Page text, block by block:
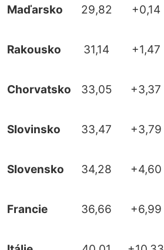
Maďarsko 29,82 +0,14
Rakousko 31,14 +1,47
Chorvatsko 33,05 +3,37
Slovinsko 33,47 +3,79
Slovensko 34,28 +4,60
Francie 36,66 +6,99